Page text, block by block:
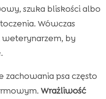
szuka bliskości albo
Wówczas
weterynarzem, by
zachowania psa często
Wrażliwość